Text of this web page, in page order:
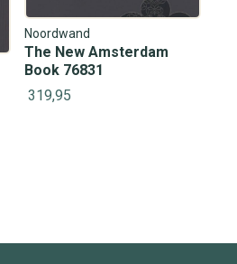
Noordwand
The New Amsterdam
Book 76831
319,95